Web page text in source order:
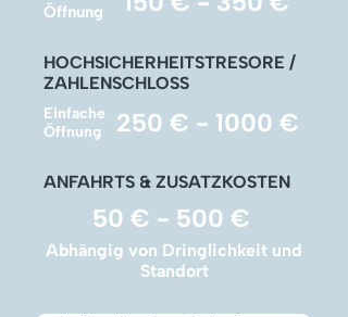
Öffnung
HOCHSICHERHEITSTRESORE /
ZAHLENSCHLOSS
Einfache
Öffnung
250 € - 1000 €
ANFAHRTS & ZUSATZKOSTEN
50 € - 500 €
Abhängig von Dringlichkeit und
Standort